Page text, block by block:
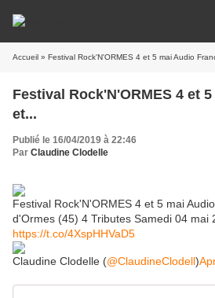
Accueil » Festival Rock'N'ORMES 4 et 5 mai Audio
Festival Rock'N'ORMES 4 et
et...
Publié le 16/04/2019 à 22:46
Par Claudine Clodelle
Festival Rock'N'ORMES 4 et 5 mai
d'Ormes (45) 4 Tributes Samedi 04 mai
https://t.co/4XspHHVaD5
Claudine Clodelle (@ClaudineClodell)